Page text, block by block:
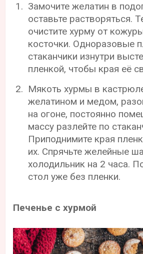
Замочите желатин в
оставьте растворяться.
очистите хурму от
косточки. Одноразовые
стаканчики изнутри
пленкой, чтобы края её
Мякоть хурмы в
желатином и медом,
на огоне, постоянно
массу разлейте по
Приподнимите края
их. Спрячьте желейные
холодильник на 2 часа.
стол уже без пленки.
Печенье с хурмой